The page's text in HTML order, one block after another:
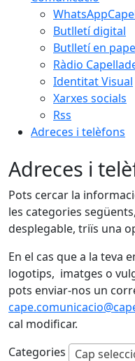
Butlletí digital
Butlletí en
Ràdio
Identitat Visual
Xarxes socials
Rss
Adreces i telèfons
Adreces i
Pots cercar la
les categories
desplegable, triïs una
En el cas que a la teva
logotips, imatges o
pots enviar-nos un
cal modificar.
Categories
Cap